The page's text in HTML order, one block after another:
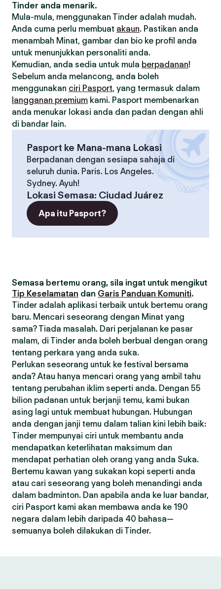
Tinder anda menarik.
Mula-mula, menggunakan Tinder adalah mudah.
Anda cuma perlu membuat akaun. Pastikan anda
menambah Minat, gambar dan bio ke profil anda
untuk menunjukkan personaliti anda.
Kemudian, anda sedia untuk mula berpadanan!
Sebelum anda melancong, anda boleh
menggunakan ciri Pasport, yang termasuk dalam
langganan premium kami. Pasport membenarkan
anda menukar lokasi anda dan padan dengan ahli
di bandar lain.
Pasport ke Mana-mana Lokasi
Berpadanan dengan sesiapa sahaja di
seluruh dunia. Paris. Los Angeles.
Sydney. Ayuh!
Lokasi Semasa: Ciudad Juárez
Apa itu Pasport?
Semasa bertemu orang, sila ingat untuk mengikut
Tip Keselamatan dan Garis Panduan Komuniti.
Tinder adalah aplikasi terbaik untuk bertemu orang
baru. Mencari seseorang dengan Minat yang
sama? Tiada masalah. Dari perjalanan ke pasar
malam, di Tinder anda boleh berbual dengan orang
tentang perkara yang anda suka.
Perlukan seseorang untuk ke festival bersama
anda? Atau hanya mencari orang yang ambil tahu
tentang perubahan iklim seperti anda. Dengan 55
bilion padanan untuk berjanji temu, kami bukan
asing lagi untuk membuat hubungan. Hubungan
anda dengan janji temu dalam talian kini lebih baik:
Tinder mempunyai ciri untuk membantu anda
mendapatkan keterlihatan maksimum dan
mendapat perhatian oleh orang yang anda Suka.
Bertemu kawan yang sukakan kopi seperti anda
atau cari seseorang yang boleh menandingi anda
dalam badminton. Dan apabila anda ke luar bandar,
ciri Pasport kami akan membawa anda ke 190
negara dalam lebih daripada 40 bahasa—
semuanya boleh dilakukan di Tinder.